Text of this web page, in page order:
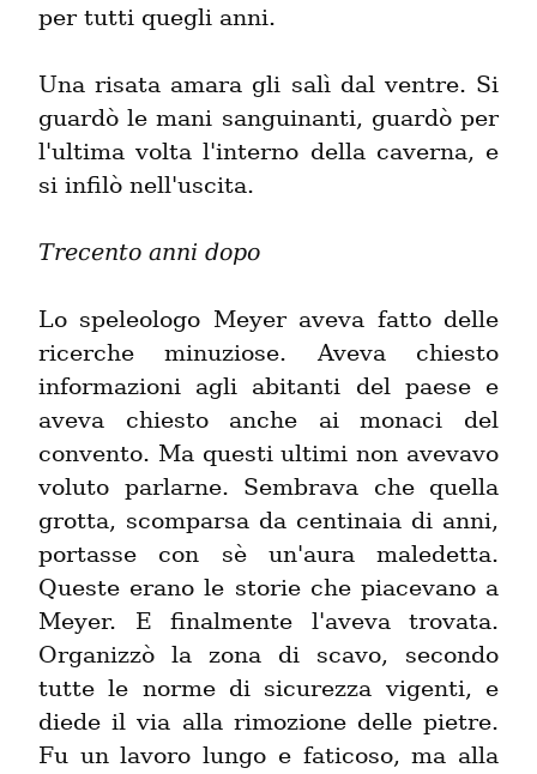
per tutti quegli anni.
Una risata amara gli salì dal ventre. Si
guardò le mani sanguinanti, guardò per
l'ultima volta l'interno della caverna, e
si infilò nell'uscita.
Trecento anni dopo
Lo speleologo Meyer aveva fatto delle
ricerche minuziose. Aveva chiesto
informazioni agli abitanti del paese e
aveva chiesto anche ai monaci del
convento. Ma questi ultimi non avevavo
voluto parlarne. Sembrava che quella
grotta, scomparsa da centinaia di anni,
portasse con sè un'aura maledetta.
Queste erano le storie che piacevano a
Meyer. E finalmente l'aveva trovata.
Organizzò la zona di scavo, secondo
tutte le norme di sicurezza vigenti, e
diede il via alla rimozione delle pietre.
Fu un lavoro lungo e faticoso, ma alla